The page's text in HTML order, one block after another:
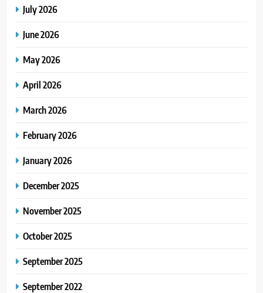
July 2026
June 2026
May 2026
April 2026
March 2026
February 2026
January 2026
December 2025
November 2025
October 2025
September 2025
September 2022